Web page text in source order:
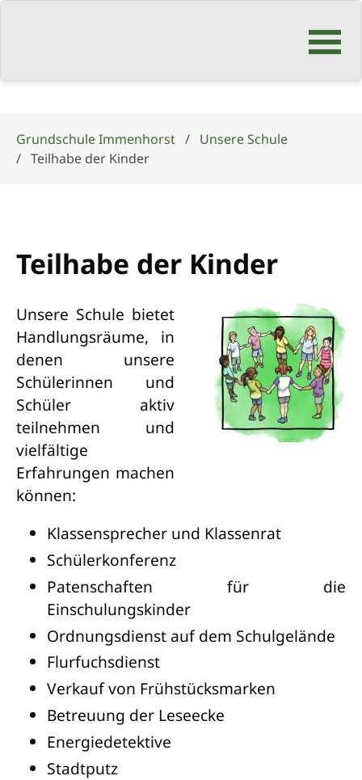
Navigation
Grundschule Immenhorst
Unsere Schule
Teilhabe der Kinder
Teilhabe der Kinder
Unsere Schule bietet
Handlungsräume, in
denen unsere
Schülerinnen und
Schüler aktiv
teilnehmen und
vielfältige
Erfahrungen machen
können:
Klassensprecher und Klassenrat
Schülerkonferenz
Patenschaften für die
Einschulungskinder
Ordnungsdienst auf dem Schulgelände
Flurfuchsdienst
Verkauf von Frühstücksmarken
Betreuung der Leseecke
Energiedetektive
Stadtputz